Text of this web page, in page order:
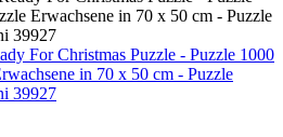
For Christmas Puzzle - Puzzle 1000
in 70 x 50 cm - Puzzle
39927